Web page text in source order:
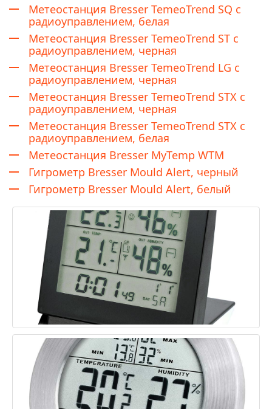
Метеостанция Bresser TemeoTrend SQ с
радиоуправлением, белая
Метеостанция Bresser TemeoTrend ST с
радиоуправлением, черная
Метеостанция Bresser TemeoTrend LG с
радиоуправлением, черная
Метеостанция Bresser TemeoTrend STX с
радиоуправлением, черная
Метеостанция Bresser TemeoTrend STX с
радиоуправлением, белая
Метеостанция Bresser MyTemp WTM
Гигрометр Bresser Mould Alert, черный
Гигрометр Bresser Mould Alert, белый